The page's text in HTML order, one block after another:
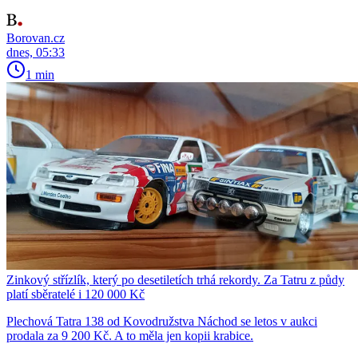
Borovan.cz
dnes, 05:33
1 min
Zinkový střízlík, který po desetiletích trhá rekordy. Za Tatru z půdy
platí sběratelé i 120 000 Kč
Plechová Tatra 138 od Kovodružstva Náchod se letos v aukci
prodala za 9 200 Kč. A to měla jen kopii krabice.